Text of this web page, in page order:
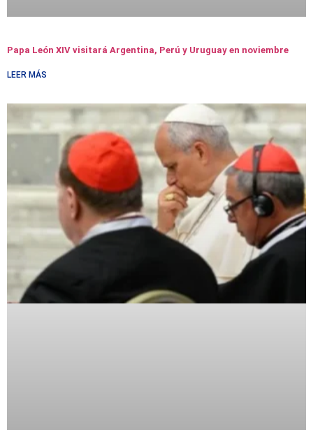
Papa León XIV visitará Argentina, Perú y Uruguay en noviembre
LEER MÁS